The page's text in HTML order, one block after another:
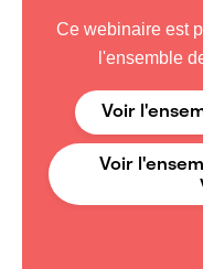
Ce webinaire est
l'ensemble
Voir
Voir